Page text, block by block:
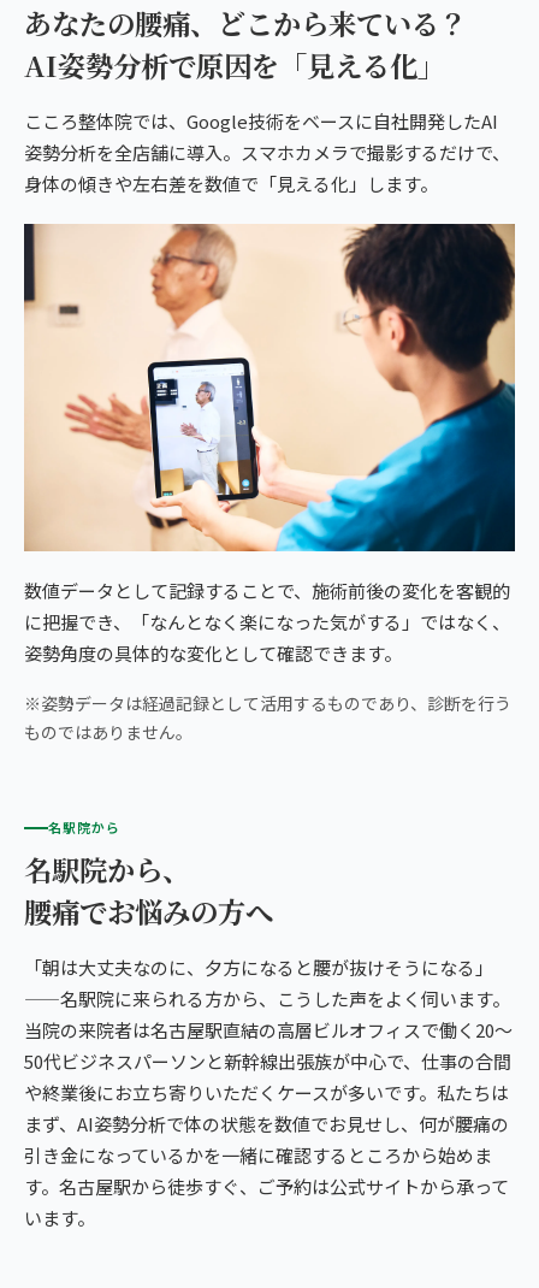
あなたの腰痛、どこから来ている？
AI姿勢分析で原因を「見える化」
こころ整体院では、Google技術をベースに自社開発したAI
姿勢分析を全店舗に導入。スマホカメラで撮影するだけで、
身体の傾きや左右差を数値で「見える化」します。
数値データとして記録することで、施術前後の変化を客観的
に把握でき、「なんとなく楽になった気がする」ではなく、
姿勢角度の具体的な変化として確認できます。
※姿勢データは経過記録として活用するものであり、診断を行う
ものではありません。
名駅院から
名駅院から、
腰痛でお悩みの方へ
「朝は大丈夫なのに、夕方になると腰が抜けそうになる」
——名駅院に来られる方から、こうした声をよく伺います。
当院の来院者は名古屋駅直結の高層ビルオフィスで働く20〜
50代ビジネスパーソンと新幹線出張族が中心で、仕事の合間
や終業後にお立ち寄りいただくケースが多いです。私たちは
まず、AI姿勢分析で体の状態を数値でお見せし、何が腰痛の
引き金になっているかを一緒に確認するところから始めま
す。名古屋駅から徒歩すぐ、ご予約は公式サイトから承って
います。